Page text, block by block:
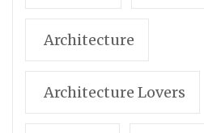
Architecture
Architecture Lovers